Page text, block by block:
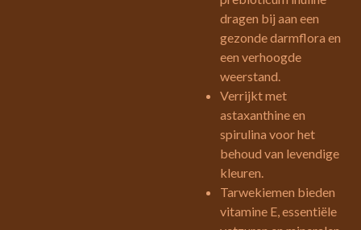
dragen bij aan een
gezonde darmflora en
een verhoogde
weerstand.
Verrijkt met
astaxanthine en
spirulina voor het
behoud van levendige
kleuren.
Tarwekiemen bieden
vitamine E, essentiële